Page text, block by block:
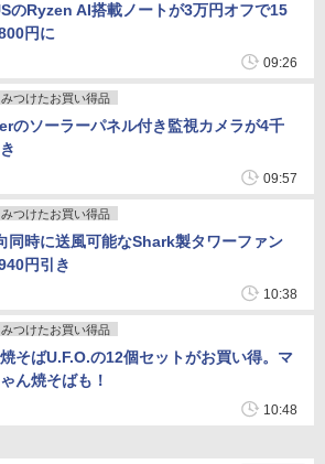
のRyzen AI搭載ノートが3万円オフで15
円に
09:26
つけたお買い得品
のソーラーパネル付き監視カメラが4千
09:57
つけたお買い得品
同時に送風可能なShark製タワーファン
円引き
10:38
つけたお買い得品
そばU.F.O.の12個セットがお買い得。マ
ん焼そばも！
10:48